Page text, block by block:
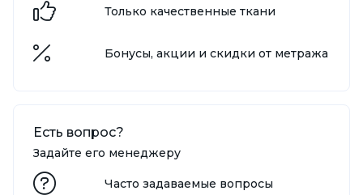
Только качественные ткани
Бонусы, акции и скидки от метража
Есть вопрос?
Задайте его менеджеру
Часто задаваемые вопросы